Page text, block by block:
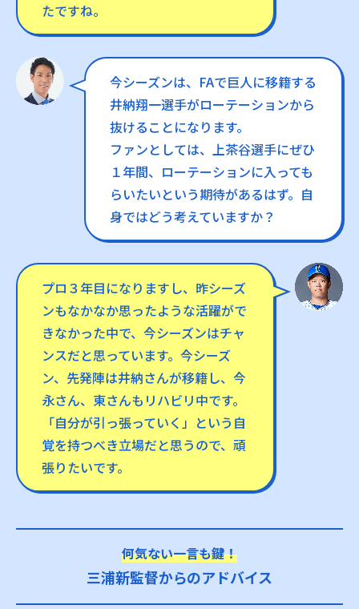
たですね。
今シーズンは、FAで巨人に移籍する
井納翔一選手がローテーションから
抜けることになります。
ファンとしては、上茶谷選手にぜひ
１年間、ローテーションに入っても
らいたいという期待があるはず。自
身ではどう考えていますか？
プロ３年目になりますし、昨シーズ
ンもなかなか思ったような活躍がで
きなかった中で、今シーズンはチャ
ンスだと思っています。今シーズ
ン、先発陣は井納さんが移籍し、今
永さん、東さんもリハビリ中です。
「自分が引っ張っていく」という自
覚を持つべき立場だと思うので、頑
張りたいです。
何気ない一言も鍵！
三浦新監督からのアドバイス